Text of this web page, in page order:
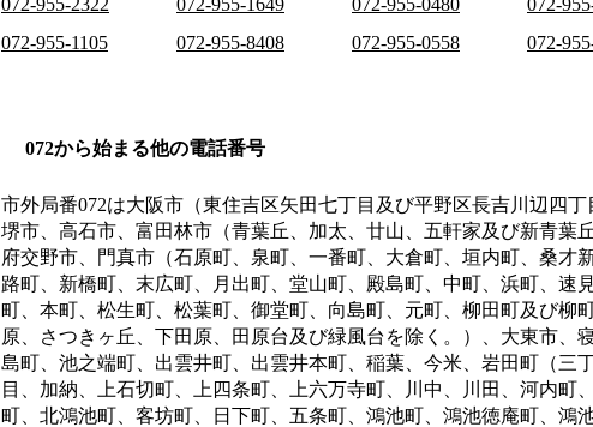
072-955-1105
072-955-8408 072-955-0558 072-
072から始まる他の電話番号
市外局番072は大阪市（東住吉区矢田七丁目及び平野区長吉川辺四丁
堺市、高石市、富田林市（青葉丘、加太、廿山、五軒家及び新青葉
府交野市、門真市（石原町、泉町、一番町、大倉町、垣内町、桑才
路町、新橋町、末広町、月出町、堂山町、殿島町、中町、浜町、速
町、本町、松生町、松葉町、御堂町、向島町、元町、柳田町及び柳
原、さつきヶ丘、下田原、田原台及び緑風台を除く。）、大東市、
島町、池之端町、出雲井町、出雲井本町、稲葉、今米、岩田町（三
目、加納、上石切町、上四条町、上六万寺町、川中、川田、河内町
町、北鴻池町、客坊町、日下町、五条町、鴻池町、鴻池徳庵町、鴻